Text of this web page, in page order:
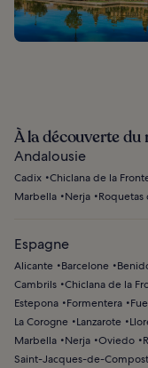
À la découverte du
Andalousie
Cadix Chiclana de la
Marbella
Nerja Roquetas
Espagne
Alicante Barcelone
Cambrils Chiclana de la
Estepona
Formentera
La Corogne
Lanzarote
Marbella
Nerja Oviedo
Saint-Jacques-de-